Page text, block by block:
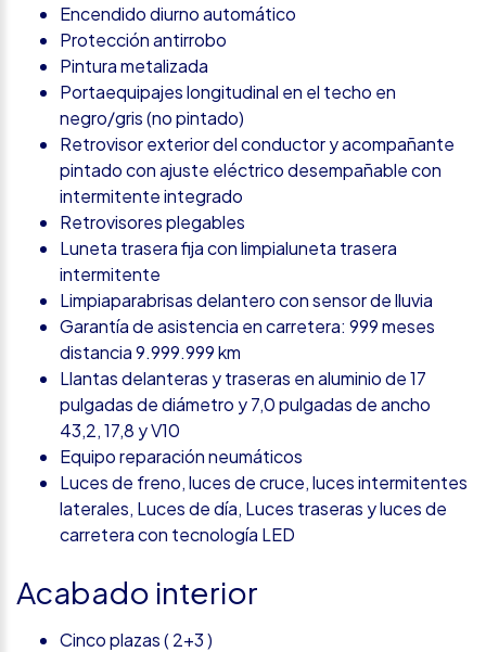
Encendido diurno automático
Protección antirrobo
Pintura metalizada
Portaequipajes longitudinal en el techo en
negro/gris (no pintado)
Retrovisor exterior del conductor y acompañante
pintado con ajuste eléctrico desempañable con
intermitente integrado
Retrovisores plegables
Luneta trasera fija con limpialuneta trasera
intermitente
Limpiaparabrisas delantero con sensor de lluvia
Garantía de asistencia en carretera: 999 meses
distancia 9.999.999 km
Llantas delanteras y traseras en aluminio de 17
pulgadas de diámetro y 7,0 pulgadas de ancho
43,2, 17,8 y V10
Equipo reparación neumáticos
Luces de freno, luces de cruce, luces intermitentes
laterales, Luces de día, Luces traseras y luces de
carretera con tecnología LED
Acabado interior
Cinco plazas ( 2+3 )